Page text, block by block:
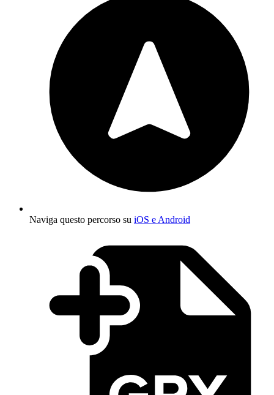
Naviga questo percorso su iOS e Android